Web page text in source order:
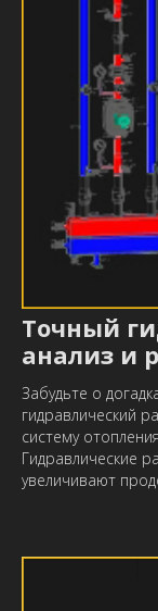
Точный
анализ и
Забудьте о
гидравлический
систему
Гидравлические
увеличивают